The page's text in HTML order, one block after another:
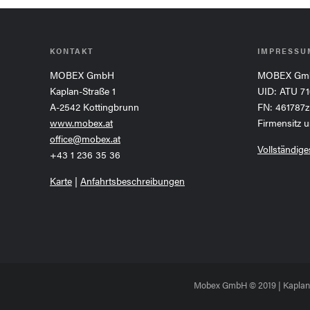
KONTAKT
MOBEX GmbH
Kaplan-Straße 1
A-2542 Kottingbrunn
www.mobex.at
office@mobex.at
+43 1 236 35 36
Karte | Anfahrtsbeschreibungen
MOBEX
UID: ATU
FN: 461787z
Firmensitz
Mobex GmbH © 2019 |